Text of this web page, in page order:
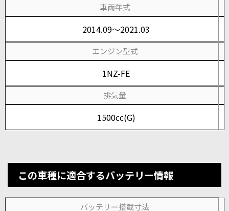
車両年式
2014.09～2021.03
エンジン型式
1NZ-FE
排気量
1500cc(G)
この車種に適合するバッテリー情報
バッテリー搭載寸法